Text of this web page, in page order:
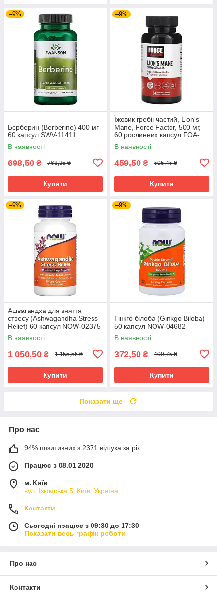
–9%
Берберин (Berberine) 400 мг
60 капсул SWV-11411
В наявності
698,50 ₴ 768,35 ₴
Купити
–9%
Їжовик гребінчастий, Lion's
Mane, Force Factor, 500 мг,
60 рослинних капсул FOA-
66038
В наявності
459,50 ₴ 505,45 ₴
Купити
–9%
Ашвагандха для зняття
стресу (Ashwagandha Stress
Relief) 60 капсул NOW-02375
В наявності
1 050,50 ₴ 1 155,55 ₴
Купити
–9%
Гінкго білоба (Ginkgo Biloba)
50 капсул NOW-04682
В наявності
372,50 ₴ 409,75 ₴
Купити
Показати ще
Про нас
94% позитивних з 2371 відгука за рік
Працює з 08.01.2020
м. Київ
вул. Ізюмська 5, Київ, Україна
Контакти
Сьогодні працює з 09:30 до 17:30
Показати весь графік роботи
Про нас
Контакти